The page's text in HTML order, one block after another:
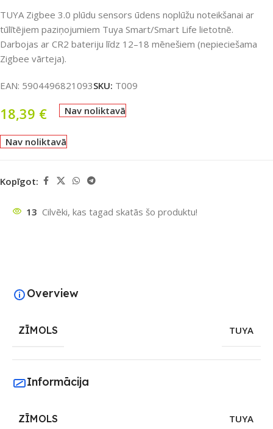
TUYA Zigbee 3.0 plūdu sensors ūdens noplūžu noteikšanai ar
tūlītējiem paziņojumiem Tuya Smart/Smart Life lietotnē.
Darbojas ar CR2 bateriju līdz 12–18 mēnešiem (nepieciešama
Zigbee vārteja).
EAN: 5904496821093SKU: T009
18,39 € Nav noliktavā
Nav noliktavā
Kopīgot:
13 Cilvēki, kas tagad skatās šo produktu!
Overview
ZĪMOLS TUYA
Informācija
ZĪMOLS TUYA